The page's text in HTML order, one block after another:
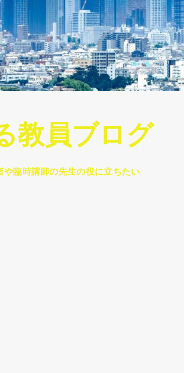
教員ブログ
や臨時講師の先生の役に立ちたい